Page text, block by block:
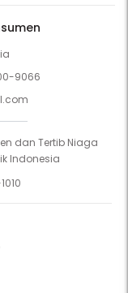
9066
dan Tertib Niaga
Indonesia